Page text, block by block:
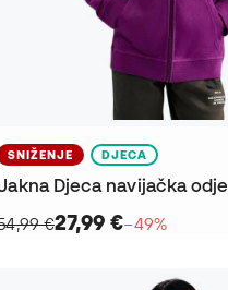
SNIŽENJE DJECA
€27,99 €−49%